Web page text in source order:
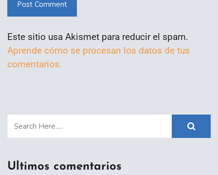
Post Comment
Este sitio usa Akismet para reducir el spam.
Aprende cómo se procesan los datos de tus
comentarios.
Ultimos comentarios